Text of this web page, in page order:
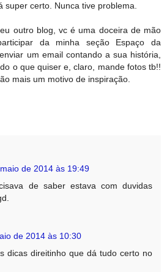
super certo. Nunca tive problema.
outro blog, vc é uma doceira de mão
da minha seção Espaço da
um email contando a sua história,
o que quiser e, claro, mande fotos tb!!
mais um motivo de inspiração.
de 2014 às 19:49
de saber estava com duvidas
de 2014 às 10:30
dicas direitinho que dá tudo certo no